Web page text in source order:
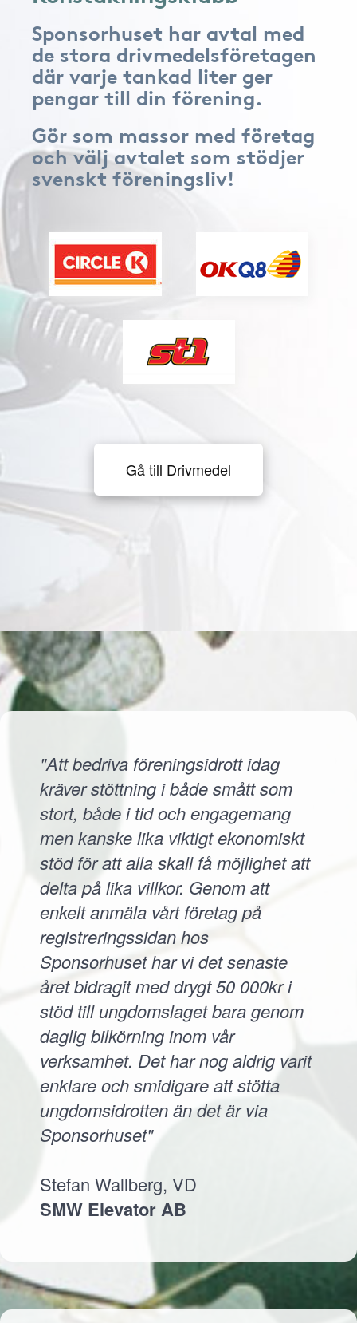
Sponsorhuset har avtal med
de stora drivmedelsföretagen
där varje tankad liter ger
pengar till din förening.
Gör som massor med företag
och välj avtalet som stödjer
svenskt föreningsliv!
Gå till Drivmedel
"Att bedriva föreningsidrott idag
kräver stöttning i både smått som
stort, både i tid och engagemang
men kanske lika viktigt ekonomiskt
stöd för att alla skall få möjlighet att
delta på lika villkor. Genom att
enkelt anmäla vårt företag på
registreringssidan hos
Sponsorhuset har vi det senaste
året bidragit med drygt 50 000kr i
stöd till ungdomslaget bara genom
daglig bilkörning inom vår
verksamhet. Det har nog aldrig varit
enklare och smidigare att stötta
ungdomsidrotten än det är via
Sponsorhuset"
Stefan Wallberg, VD
SMW Elevator AB